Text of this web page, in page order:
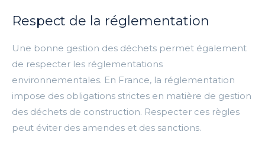
Respect de la réglementation
Une bonne gestion des déchets permet également
de respecter les réglementations
environnementales. En France, la réglementation
impose des obligations strictes en matière de gestion
des déchets de construction. Respecter ces règles
peut éviter des amendes et des sanctions.